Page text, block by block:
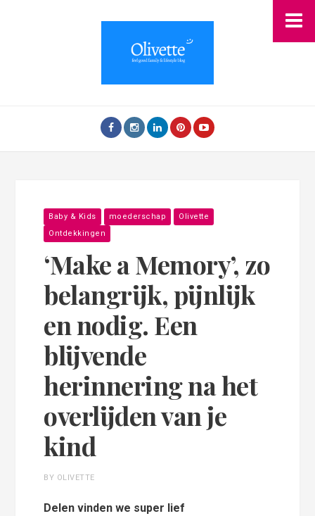
Baby & Kids moederschap
Olivette
Ontdekkingen
‘Make a Memory’, zo
belangrijk, pijnlijk
en nodig. Een
blijvende
herinnering na het
overlijden van je
kind
BY OLIVETTE
Delen vinden we super lief